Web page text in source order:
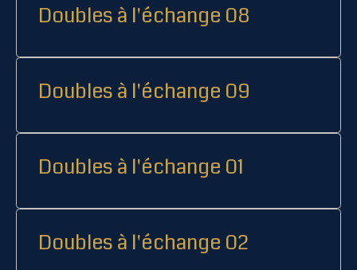
Doubles à l'échange 08
Doubles à l'échange 09
Doubles à l'échange 01
Doubles à l'échange 02